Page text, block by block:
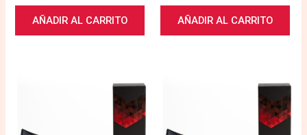
AÑADIR AL CARRITO AÑADIR AL CARRITO